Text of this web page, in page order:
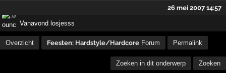
26 mei 2007 14:57
Vanavond losjesss
Overzicht Feesten: Hardstyle/Hardcore Forum Permalink
Zoeken in dit onderwerp Zoeken